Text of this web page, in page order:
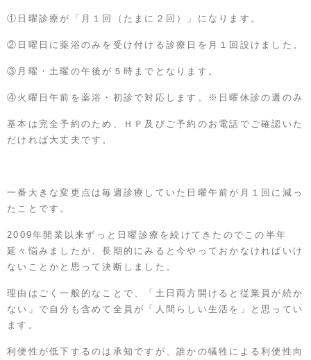
①日曜診療が「月１回（たまに２回）」になります。
②日曜日に薬浴のみを受け付ける診療日を月１回設けました。
③月曜・土曜の午後が５時までとなります。
④火曜日午前を薬浴・初診で対応します。※日曜休診の週のみ
基本は完全予約のため、ＨＰ及びご予約のお電話でご確認いた
だければ大丈夫です。
一番大きな変更点は毎週診療していた日曜午前が月１回に減っ
たことです。
2009年開業以来ずっと日曜診療を続けてきたのでこの半年
延々悩みましたが、長期的にみると今やっておかなければいけ
ないことかと思って決断しました。
理由はごく一般的なことで、「土日両方開けると従業員が続か
ない」で自分も含めて全員が「人間らしい生活を」と思ってい
ます。
利便性が低下するのは承知ですが、誰かの犠牲による利便性向